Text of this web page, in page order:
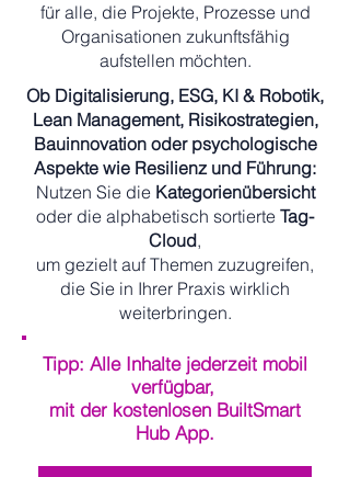
für alle, die Projekte, Prozesse und
Organisationen zukunftsfähig
aufstellen möchten.
Ob Digitalisierung, ESG, KI & Robotik,
Lean Management, Risikostrategien,
Bauinnovation oder psychologische
Aspekte wie Resilienz und Führung:
Nutzen Sie die Kategorienübersicht
oder die alphabetisch sortierte Tag-
Cloud,
um gezielt auf Themen zuzugreifen,
die Sie in Ihrer Praxis wirklich
weiterbringen.
Tipp: Alle Inhalte jederzeit mobil
verfügbar,
mit der kostenlosen BuiltSmart
Hub App.